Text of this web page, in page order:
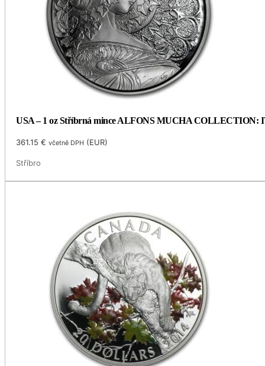
USA – 1 oz Stříbrná mince ALFONS MUCHA COLLECTION:
361.15€ včetně DPH (EUR)
Stříbro